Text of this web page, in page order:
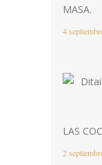
MASA.
4
LAS
2